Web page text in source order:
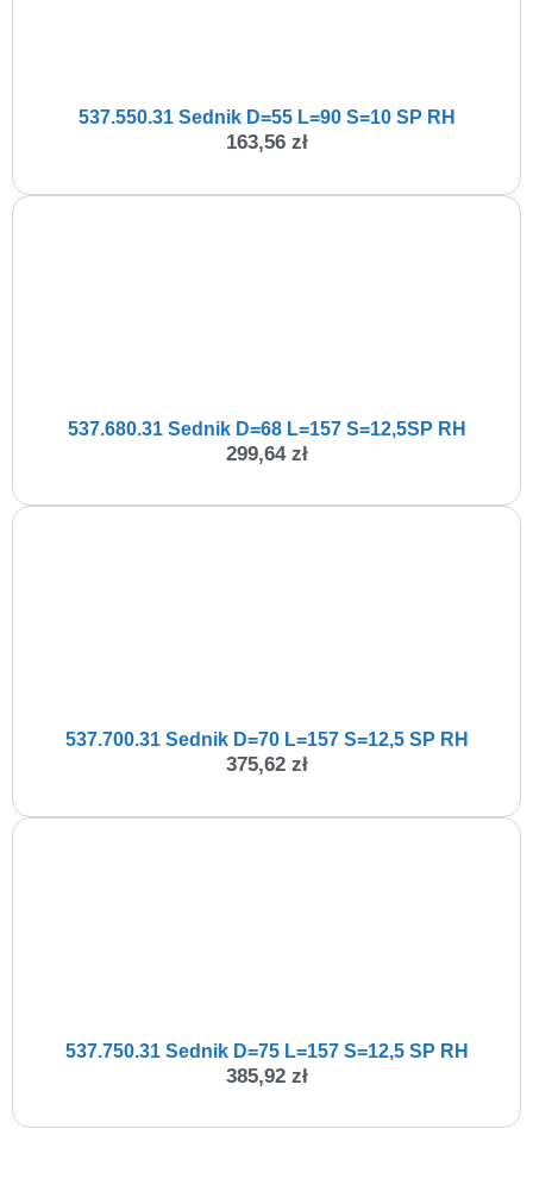
537.550.31 Sednik D=55 L=90 S=10 SP RH
163,56 zł
537.680.31 Sednik D=68 L=157 S=12,5SP RH
299,64 zł
537.700.31 Sednik D=70 L=157 S=12,5 SP RH
375,62 zł
537.750.31 Sednik D=75 L=157 S=12,5 SP RH
385,92 zł